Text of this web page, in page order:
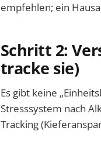
empfehlen; ein
Schritt 2:
tracke sie)
Es gibt keine
Stresssystem nach
Tracking